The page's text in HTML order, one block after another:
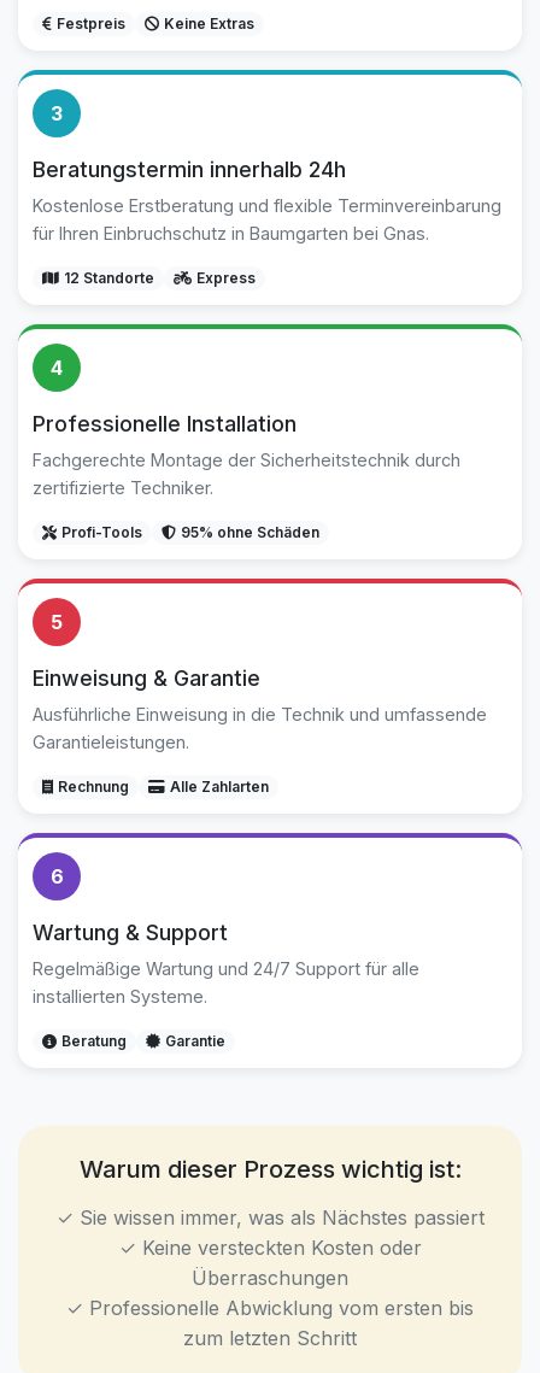
Festpreis Keine Extras
3
Beratungstermin innerhalb 24h
Kostenlose Erstberatung und flexible Terminvereinbarung
für Ihren Einbruchschutz in Baumgarten bei Gnas.
12 Standorte Express
4
Professionelle Installation
Fachgerechte Montage der Sicherheitstechnik durch
zertifizierte Techniker.
Profi-Tools 95% ohne Schäden
5
Einweisung & Garantie
Ausführliche Einweisung in die Technik und umfassende
Garantieleistungen.
Rechnung Alle Zahlarten
6
Wartung & Support
Regelmäßige Wartung und 24/7 Support für alle
installierten Systeme.
Beratung Garantie
Warum dieser Prozess wichtig ist:
✓ Sie wissen immer, was als Nächstes passiert
✓ Keine versteckten Kosten oder
Überraschungen
✓ Professionelle Abwicklung vom ersten bis
zum letzten Schritt